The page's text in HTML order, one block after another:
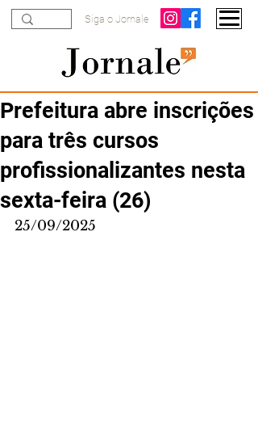
Siga o Jornale
Prefeitura abre inscrições
para três cursos
profissionalizantes nesta
sexta-feira (26)
25/09/2025